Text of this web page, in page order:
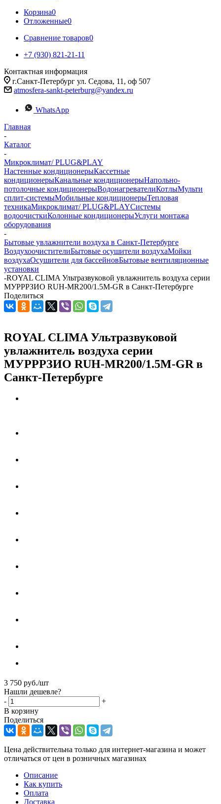
Корзина0
Отложенные0
Сравнение товаров0
+7 (930) 821-21-11
Контактная информация
г.Санкт-Петербург ул. Седова, 11, оф 507
atmosfera-sankt-peterburg@yandex.ru
WhatsApp
Главная
-
Каталог
-
Микроклимат/ PLUG&PLAY
Настенные кондиционерыКассетные
кондиционерыКанальные кондиционерыНапольно-
потолочные кондиционерыВодонагревателиКотлыМульти
сплит-системыМобильные кондиционерыТепловая
техникаМикроклимат/ PLUG&PLAYСистемы
водоочисткиКолонные кондиционерыУслуги монтажа
оборудования
-
Бытовые увлажнители воздуха в Санкт-Петербурге
ВоздухоочистителиБытовые осушители воздухаМойки
воздухаОсушители для бассейновБытовые вентиляционные
установки
-ROYAL CLIMA Ультразвуковой увлажнитель воздуха серии
МУРРРЗИО RUH-MR200/1.5M-GR в Санкт-Петербурге
Поделиться
ROYAL CLIMA Ультразвуковой
увлажнитель воздуха серии
МУРРРЗИО RUH-MR200/1.5M-GR в
Санкт-Петербурге
3 750 руб./шт
Нашли дешевле?
-
+
В корзину
Поделиться
Цена действительна только для интернет-магазина и может
отличаться от цен в розничных магазинах
Описание
Как купить
Оплата
Доставка